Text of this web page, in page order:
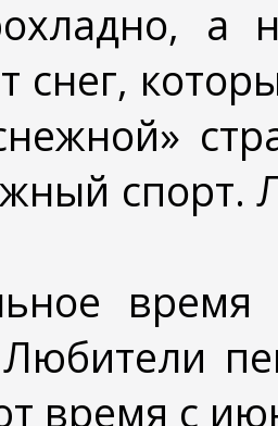
а
снег,
спорт.
время с